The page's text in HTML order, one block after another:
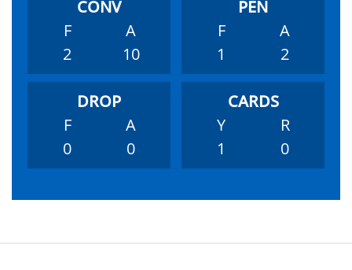
F
A
2
10
F
A
1
2
F
A
0
0
Y
R
1
0